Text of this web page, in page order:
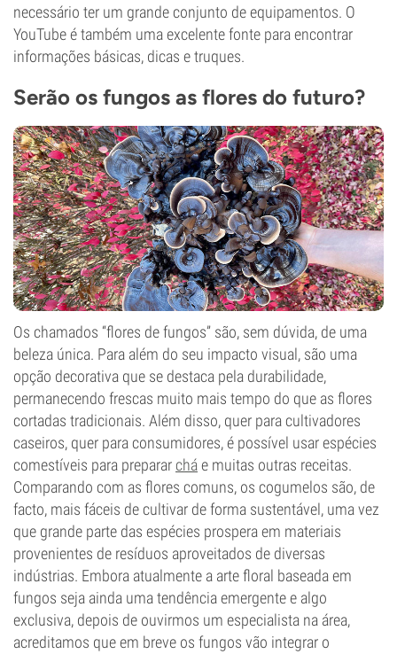
necessário ter um grande conjunto de equipamentos. O
YouTube é também uma excelente fonte para encontrar
informações básicas, dicas e truques.
Serão os fungos as flores do futuro?
Os chamados “flores de fungos” são, sem dúvida, de uma
beleza única. Para além do seu impacto visual, são uma
opção decorativa que se destaca pela durabilidade,
permanecendo frescas muito mais tempo do que as flores
cortadas tradicionais. Além disso, quer para cultivadores
caseiros, quer para consumidores, é possível usar espécies
comestíveis para prepararcháe muitas outras receitas.
Comparando com as flores comuns, os cogumelos são, de
facto, mais fáceis de cultivar de forma sustentável, uma vez
que grande parte das espécies prospera em materiais
provenientes de resíduos aproveitados de diversas
indústrias. Embora atualmente a arte floral baseada em
fungos seja ainda uma tendência emergente e algo
exclusiva, depois de ouvirmos um especialista na área,
acreditamos que em breve os fungos vão integrar o